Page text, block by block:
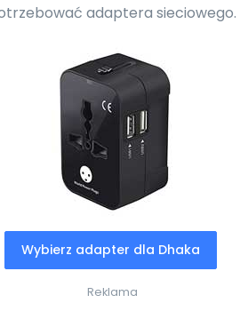
adaptera sieciowego.
Wybierz adapter dla Dhaka
Reklama